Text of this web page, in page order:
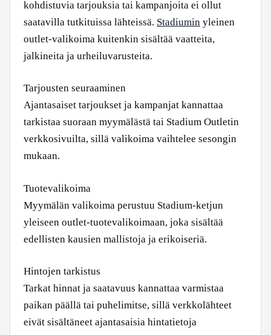
kohdistuvia tarjouksia tai kampanjoita ei ollut
saatavilla tutkituissa lähteissä. Stadiumin yleinen
outlet-valikoima kuitenkin sisältää vaatteita,
jalkineita ja urheiluvarusteita.
Tarjousten seuraaminen
Ajantasaiset tarjoukset ja kampanjat kannattaa
tarkistaa suoraan myymälästä tai Stadium Outletin
verkkosivuilta, sillä valikoima vaihtelee sesongin
mukaan.
Tuotevalikoima
Myymälän valikoima perustuu Stadium-ketjun
yleiseen outlet-tuotevalikoimaan, joka sisältää
edellisten kausien mallistoja ja erikoiseriä.
Hintojen tarkistus
Tarkat hinnat ja saatavuus kannattaa varmistaa
paikan päällä tai puhelimitse, sillä verkkolähteet
eivät sisältäneet ajantasaisia hintatietoja